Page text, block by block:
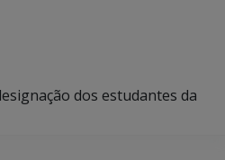
dos estudantes da